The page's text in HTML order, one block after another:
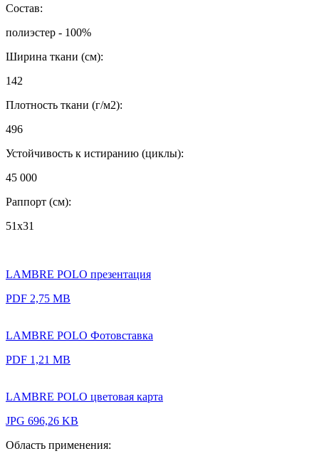
Состав:
полиэстер - 100%
Ширина ткани (см):
142
Плотность ткани (г/м2):
496
Устойчивость к истиранию (циклы):
45 000
Раппорт (см):
51х31
LAMBRE POLO презентация
PDF 2,75 MB
LAMBRE POLO Фотовставка
PDF 1,21 MB
LAMBRE POLO цветовая карта
JPG 696,26 KB
Область применения: